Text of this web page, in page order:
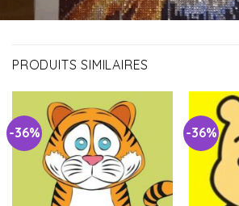
PRODUITS SIMILAIRES
-36% -36%